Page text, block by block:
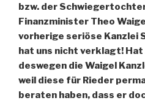
bzw. der
Finanzminister Theo
vorherige seriöse Kanzlei
hat uns nicht verklagt! Hat
deswegen die Waigel
weil diese für Rieder
beraten haben, dass er